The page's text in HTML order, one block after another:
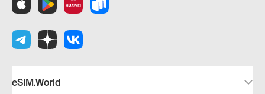
eSIM.World